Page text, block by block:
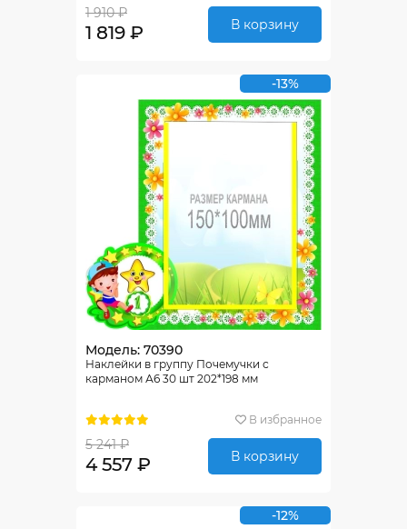
1 910 ₽
1 819 ₽ В корзину
-13%
Модель: 70390
Наклейки в группу Почемучки с
карманом А6 30 шт 202*198 мм
В избранное
5 241 ₽
4 557 ₽ В корзину
-12%